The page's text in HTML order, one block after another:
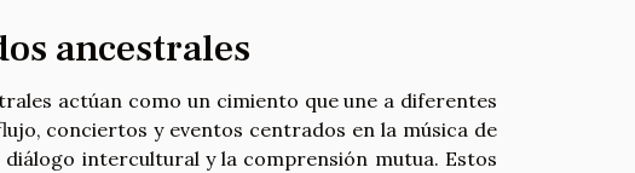
ancestrales
actúan como un cimiento que une a diferentes
conciertos y eventos centrados en la música de
intercultural y la comprensión mutua. Estos